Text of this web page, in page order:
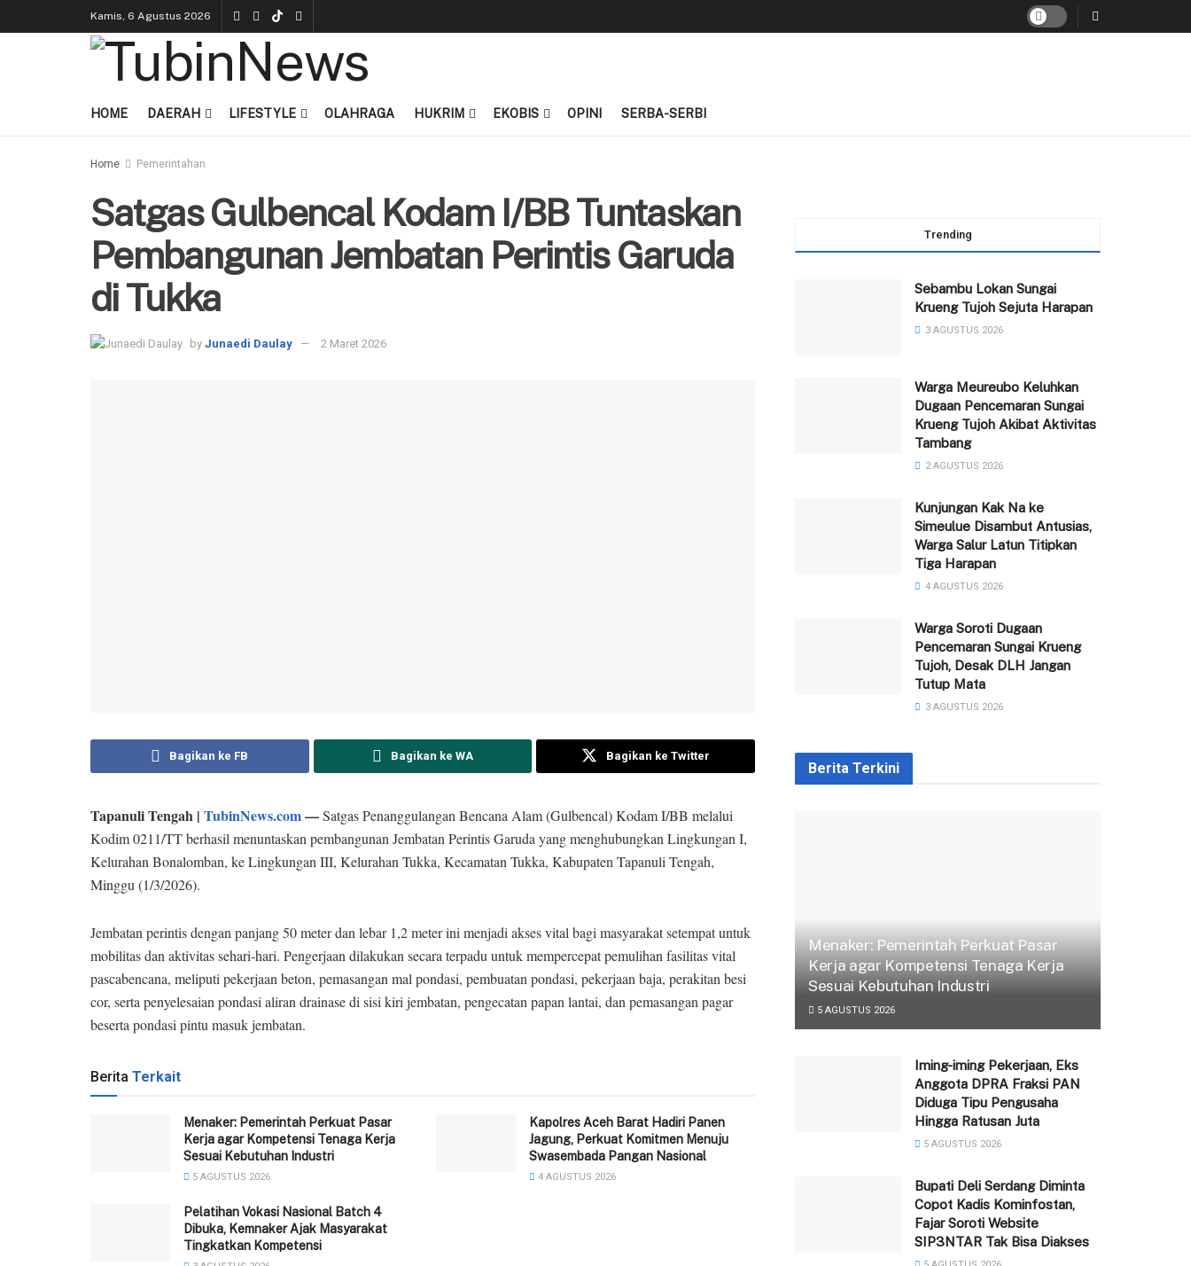
Kamis, 6 Agustus 2026
HOME DAERAH LIFESTYLE OLAHRAGA HUKRIM EKOBIS OPINI SERBA-SERBI
Home Pemerintahan
Satgas Gulbencal Kodam I/BB Tuntaskan
Pembangunan Jembatan Perintis Garuda
di Tukka
by Junaedi Daulay 2 Maret 2026
Bagikan ke FB Bagikan ke WA Bagikan ke Twitter
Tapanuli Tengah | TubinNews.com—Satgas Penanggulangan Bencana Alam (Gulbencal) Kodam I/BB melalui
Kodim 0211/TT berhasil menuntaskan pembangunan Jembatan Perintis Garuda yang menghubungkan Lingkungan I,
Kelurahan Bonalomban, ke Lingkungan III, Kelurahan Tukka, Kecamatan Tukka, Kabupaten Tapanuli Tengah,
Minggu (1/3/2026).
Jembatan perintis dengan panjang 50 meter dan lebar 1,2 meter ini menjadi akses vital bagi masyarakat setempat untuk
mobilitas dan aktivitas sehari-hari. Pengerjaan dilakukan secara terpadu untuk mempercepat pemulihan fasilitas vital
pascabencana, meliputi pekerjaan beton, pemasangan mal pondasi, pembuatan pondasi, pekerjaan baja, perakitan besi
cor, serta penyelesaian pondasi aliran drainase di sisi kiri jembatan, pengecatan papan lantai, dan pemasangan pagar
beserta pondasi pintu masuk jembatan.
Berita Terkait
Menaker: Pemerintah Perkuat Pasar
Kerja agar Kompetensi Tenaga Kerja
Sesuai Kebutuhan Industri
5 AGUSTUS 2026
Kapolres Aceh Barat Hadiri Panen
Jagung, Perkuat Komitmen Menuju
Swasembada Pangan Nasional
4 AGUSTUS 2026
Pelatihan Vokasi Nasional Batch 4
Dibuka, Kemnaker Ajak Masyarakat
Tingkatkan Kompetensi
Trending
Sebambu Lokan Sungai
Krueng Tujoh Sejuta Harapan
3 AGUSTUS 2026
Warga Meureubo Keluhkan
Dugaan Pencemaran Sungai
Krueng Tujoh Akibat Aktivitas
Tambang
2 AGUSTUS 2026
Kunjungan Kak Na ke
Simeulue Disambut Antusias,
Warga Salur Latun Titipkan
Tiga Harapan
4 AGUSTUS 2026
Warga Soroti Dugaan
Pencemaran Sungai Krueng
Tujoh, Desak DLH Jangan
Tutup Mata
3 AGUSTUS 2026
Berita Terkini
Menaker: Pemerintah Perkuat Pasar
Kerja agar Kompetensi Tenaga Kerja
Sesuai Kebutuhan Industri
5 AGUSTUS 2026
Iming-iming Pekerjaan, Eks
Anggota DPRA Fraksi PAN
Diduga Tipu Pengusaha
Hingga Ratusan Juta
5 AGUSTUS 2026
Bupati Deli Serdang Diminta
Copot Kadis Kominfostan,
Fajar Soroti Website
SIP3NTAR Tak Bisa Diakses